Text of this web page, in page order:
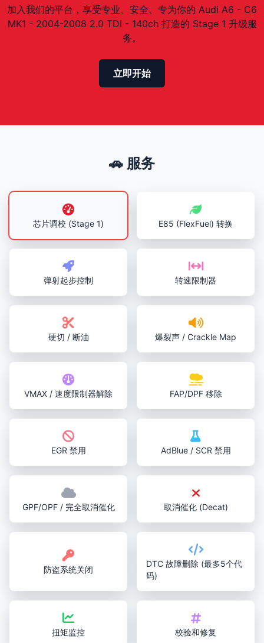
加入我们的平台，享受专业、安全、专为你的 Audi A6 - C6
MK1 - 2004-2008 2.0 TDI - 140ch 打造的 Stage 1 升级服
务。
立即开始
🚗 服务
芯片调校 (Stage 1) E85 (FlexFuel) 转换
弹射起步控制 转速限制器
硬切 / 断油 爆裂声 / Crackle Map
VMAX / 速度限制器解除 FAP/DPF 移除
EGR 禁用 AdBlue / SCR 禁用
GPF/OPF / 完全取消催化 取消催化 (Decat)
防盗系统关闭
DTC 故障删除 (最多5个代
码)
扭矩监控 校验和修复